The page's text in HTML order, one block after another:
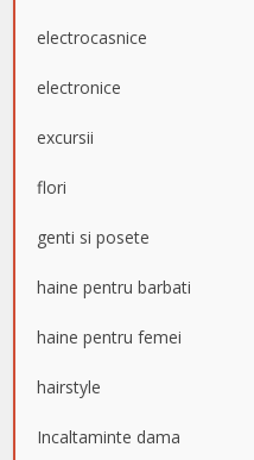
electrocasnice
electronice
excursii
flori
genti si posete
haine pentru barbati
haine pentru femei
hairstyle
Incaltaminte dama